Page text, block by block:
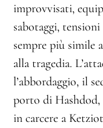
improvvisati,
sabotaggi,
sempre più simile
alla tragedia.
l’abbordaggio, il
porto di
in carcere a